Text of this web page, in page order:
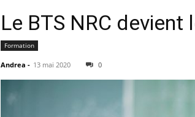
Le BTS NRC devient
Formation
Andrea - 13 mai 2020 0